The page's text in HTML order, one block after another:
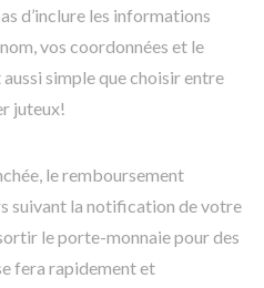
d’inclure les informations
vos coordonnées et le
aussi simple que choisir entre
juteux!
le remboursement
suivant la notification de votre
le porte-monnaie pour des
fera rapidement et